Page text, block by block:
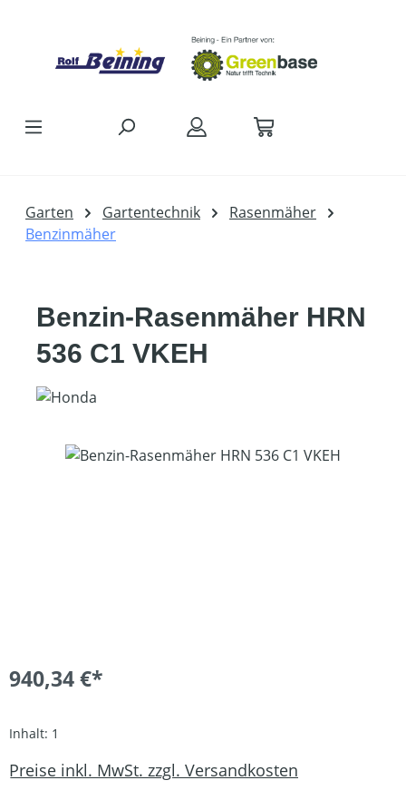
Garten Gartentechnik
Rasenmäher
Benzinmäher
Benzin-Rasenmäher HRN
536 C1 VKEH
Bildergalerie überspringen
940,34 €*
Inhalt: 1
Preise inkl. MwSt. zzgl. Versandkosten